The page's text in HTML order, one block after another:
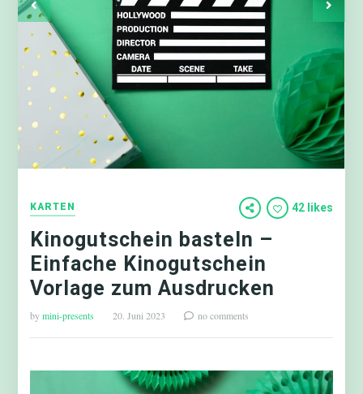
KARTEN 42 likes
Kinogutschein basteln –
Einfache Kinogutschein
Vorlage zum Ausdrucken
bymini-presents 20. Juni 2023 no comments